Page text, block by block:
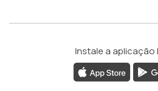
Instale a aplicação